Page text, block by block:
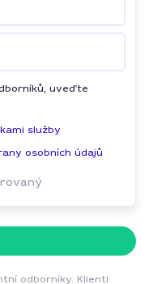
uveďte
služby
osobních údajů
odborníky. Klienti